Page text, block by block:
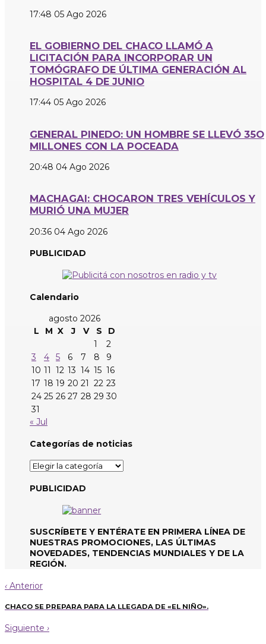
17:48 05 Ago 2026
EL GOBIERNO DEL CHACO LLAMÓ A
LICITACIÓN PARA INCORPORAR UN
TOMÓGRAFO DE ÚLTIMA GENERACIÓN AL
HOSPITAL 4 DE JUNIO
17:44 05 Ago 2026
GENERAL PINEDO: UN HOMBRE SE LLEVÓ 35O
MILLONES CON LA POCEADA
20:48 04 Ago 2026
MACHAGAI: CHOCARON TRES VEHÍCULOS Y
MURIÓ UNA MUJER
20:36 04 Ago 2026
PUBLICIDAD
Calendario
agosto 2026
L
M X J V S
D
1
2
3
4 5 6 7 8
9
10 11 12 13 14 15 16
17 18 19 20 21 22 23
24 25 26 27 28 29 30
31
« Jul
Categorías de noticias
Categorías
noticias
PUBLICIDAD
SUSCRÍBETE Y ENTÉRATE EN PRIMERA LÍNEA DE
NUESTRAS PROMOCIONES, LAS ÚLTIMAS
NOVEDADES, TENDENCIAS MUNDIALES Y DE LA
REGIÓN.
‹ Anterior
CHACO SE PREPARA PARA LA LLEGADA DE «EL NIÑO».
Siguiente ›